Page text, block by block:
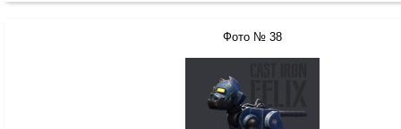
Фото № 38